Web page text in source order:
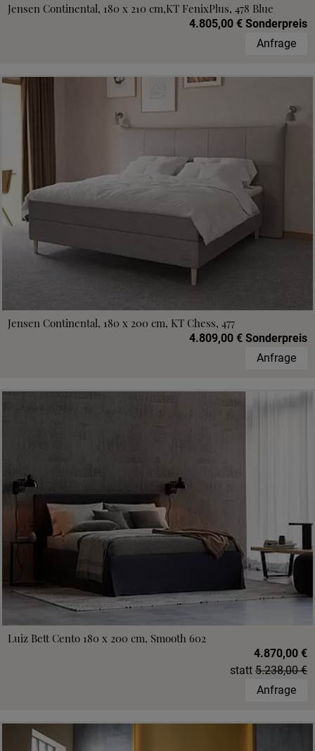
Jensen Continental, 180 x 210 cm,KT FenixPlus, 478 Blue
4.805,00 € Sonderpreis
Anfrage
Jensen Continental, 180 x 200 cm, KT Chess, 477
4.809,00 € Sonderpreis
Anfrage
Luiz Bett Cento 180 x 200 cm, Smooth 602
4.870,00 €
statt 5.238,00 €
Anfrage